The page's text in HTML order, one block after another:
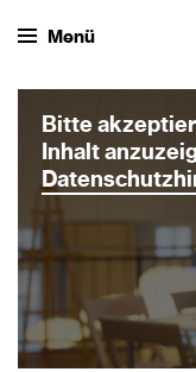
Menü
Bitte
Inhalt